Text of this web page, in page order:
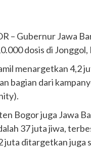
– Gubernur Jawa
dosis di
menargetkan 4,2
bagian dari
Bogor juga Jawa
37 juta jiwa,
juta ditargetkan juga